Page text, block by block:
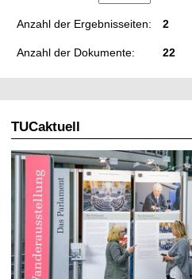
Anzahl der Ergebnisseiten: 2
Anzahl der Dokumente: 22
TUCaktuell